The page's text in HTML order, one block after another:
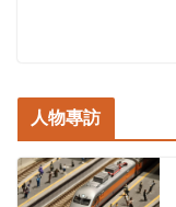
人物專訪